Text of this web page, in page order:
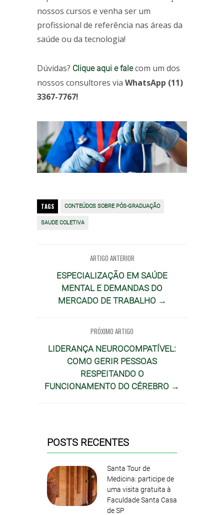
nossos cursos e venha ser um
profissional de referência nas áreas da
saúde ou da tecnologia!
Dúvidas? Clique aqui e fale com um dos
nossos consultores via WhatsApp (11)
3367-7767!
TAGS CONTEÚDOS SOBRE PÓS-GRADUAÇÃO
SAUDE COLETIVA
ARTIGO ANTERIOR
ESPECIALIZAÇÃO EM SAÚDE
MENTAL E DEMANDAS DO
MERCADO DE TRABALHO →
PRÓXIMO ARTIGO
LIDERANÇA NEUROCOMPATÍVEL:
COMO GERIR PESSOAS
RESPEITANDO O
FUNCIONAMENTO DO CÉREBRO →
POSTS RECENTES
Santa Tour de
Medicina: participe de
uma visita gratuita à
Faculdade Santa Casa
de SP